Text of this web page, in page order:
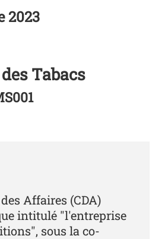
2023
Tabacs
Affaires (CDA)
intitulé "l'entreprise
sous la co-